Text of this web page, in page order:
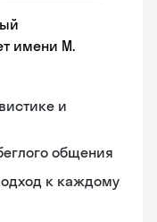
имени М.
и
общения
к каждому